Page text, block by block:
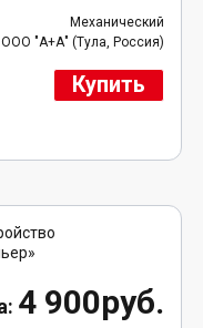
Механический
ООО "А+А" (Тула, Россия)
Купить
4 900руб.